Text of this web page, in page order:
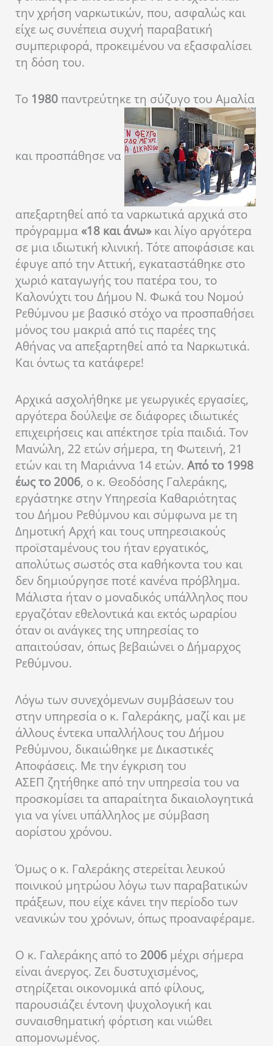
την χρήση ναρκωτικών, που, ασφαλώς και
είχε ως συνέπεια συχνή παραβατική
συμπεριφορά, προκειμένου να εξασφαλίσει
τη δόση του.
Το 1980παντρεύτηκε τη σύζυγο του Αμαλία
και προσπάθησε να
απεξαρτηθεί από τα ναρκωτικά αρχικά στο
πρόγραμμα«18 και άνω»και λίγο αργότερα
σε μια ιδιωτική κλινική. Τότε αποφάσισε και
έφυγε από την Αττική, εγκαταστάθηκε στο
χωριό καταγωγής του πατέρα του, το
Καλονύχτι του Δήμου Ν. Φωκά του Νομού
Ρεθύμνου με βασικό στόχο να προσπαθήσει
μόνος του μακριά από τις παρέες της
Αθήνας να απεξαρτηθεί από τα Ναρκωτικά.
Και όντως τα κατάφερε!
Αρχικά ασχολήθηκε με γεωργικές εργασίες,
αργότερα δούλεψε σε διάφορες ιδιωτικές
επιχειρήσεις και απέκτησε τρία παιδιά. Τον
Μανώλη, 22 ετών σήμερα, τη Φωτεινή, 21
ετών και τη Μαριάννα 14 ετών. Από το 1998
έως το 2006, ο κ. Θεοδόσης Γαλεράκης,
εργάστηκε στην Υπηρεσία Καθαριότητας
του Δήμου Ρεθύμνου και σύμφωνα με τη
Δημοτική Αρχή και τους υπηρεσιακούς
προϊσταμένους του ήταν εργατικός,
απολύτως σωστός στα καθήκοντα του και
δεν δημιούργησε ποτέ κανένα πρόβλημα.
Μάλιστα ήταν ο μοναδικός υπάλληλος που
εργαζόταν εθελοντικά και εκτός ωραρίου
όταν οι ανάγκες της υπηρεσίας το
απαιτούσαν, όπως βεβαιώνει ο Δήμαρχος
Ρεθύμνου.
Λόγω των συνεχόμενων συμβάσεων του
στην υπηρεσία ο κ. Γαλεράκης, μαζί και με
άλλους έντεκα υπαλλήλους του Δήμου
Ρεθύμνου, δικαιώθηκε με Δικαστικές
Αποφάσεις. Με την έγκριση του
ΑΣΕΠ ζητήθηκε από την υπηρεσία του να
προσκομίσει τα απαραίτητα δικαιολογητικά
για να γίνει υπάλληλος με σύμβαση
αορίστου χρόνου.
Όμως ο κ. Γαλεράκης στερείται λευκού
ποινικού μητρώου λόγω των παραβατικών
πράξεων, που είχε κάνει την περίοδο των
νεανικών του χρόνων, όπως προαναφέραμε.
Ο κ. Γαλεράκης από το 2006 μέχρι σήμερα
είναι άνεργος. Ζει δυστυχισμένος,
στηρίζεται οικονομικά από φίλους,
παρουσιάζει έντονη ψυχολογική και
συναισθηματική φόρτιση και νιώθει
απομονωμένος.